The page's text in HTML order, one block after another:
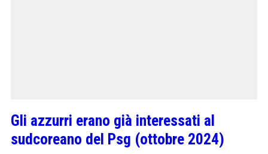
Gli azzurri erano già interessati al
sudcoreano del Psg (ottobre 2024)